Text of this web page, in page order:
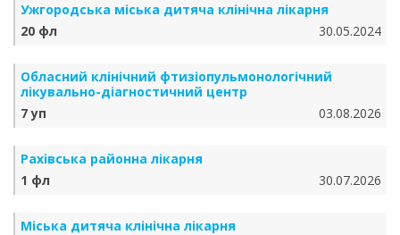
Ужгородська міська дитяча клінічна лікарня
20 фл
30.05.2024
Обласний клінічний фтизіопульмонологічний
лікувально-діагностичний центр
7 уп
03.08.2026
Рахівська районна лікарня
1 фл
30.07.2026
Міська дитяча клінічна лікарня